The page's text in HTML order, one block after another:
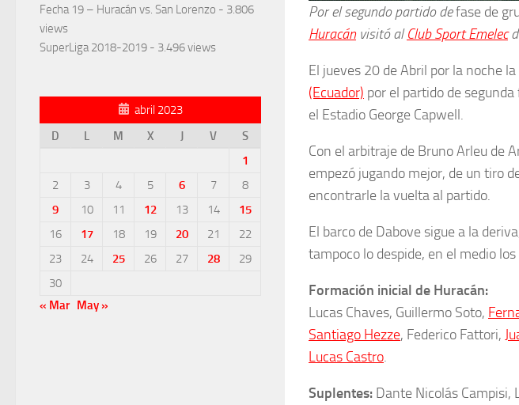
Por el segundo partido defase de
Huracánvisitó alClub Sport Emelec
El jueves 20 de Abril por la noche
(Ecuador) por el partido de
el Estadio George Capwell.
Con el arbitraje de Bruno Arleu de
empezó jugando mejor, de un tiro
encontrarle la vuelta al partido.
El barco de Dabove sigue a la
tampoco lo despide, en el medio
Formación inicial de Huracán:
Lucas Chaves, Guillermo Soto,
Santiago Hezze, Federico Fattori,
Lucas Castro.
Suplentes: Dante Nicolás Campisi,
Fecha 19 – Huracán vs. San Lorenzo - 3.806
views
SuperLiga 2018-2019 - 3.496 views
abril 2023
D
L M X J V
S
1
2
3 4 5 6 7
8
9
10 11 12 13 14
15
16
17 18 19 20 21
22
23
24 25 26 27 28
29
30
« Mar
May »